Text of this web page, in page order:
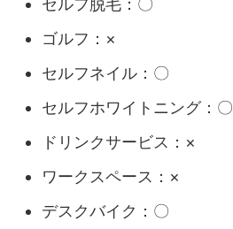
セルフ脱毛：〇
ゴルフ：×
セルフネイル：〇
セルフホワイトニング：〇
ドリンクサービス：×
ワークスペース：×
デスクバイク：〇